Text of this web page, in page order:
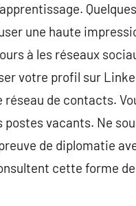
une haute
à les réseaux
votre profil sur
réseau de contacts.
vacants. Ne
de diplomatie
cette forme